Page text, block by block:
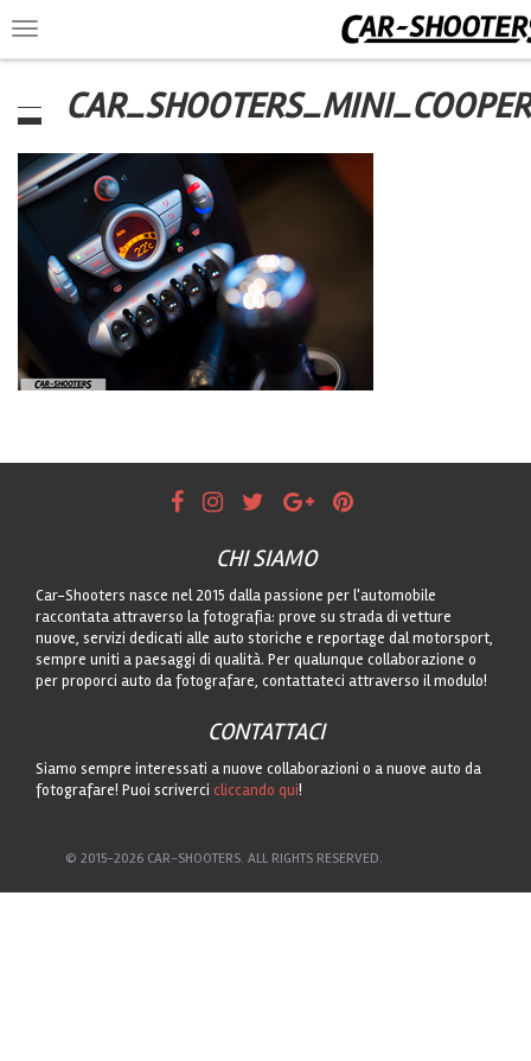
Toggle
navigation
CHI SIAMO
Car-Shooters nasce nel 2015 dalla passione per l'automobile
raccontata attraverso la fotografia: prove su strada di vetture
nuove, servizi dedicati alle auto storiche e reportage dal motorsport,
sempre uniti a paesaggi di qualità. Per qualunque collaborazione o
per proporci auto da fotografare, contattateci attraverso il modulo!
CONTATTACI
Siamo sempre interessati a nuove collaborazioni o a nuove auto da
fotografare! Puoi scriverci cliccando qui!
© 2015-2026 CAR-SHOOTERS. ALL RIGHTS RESERVED.